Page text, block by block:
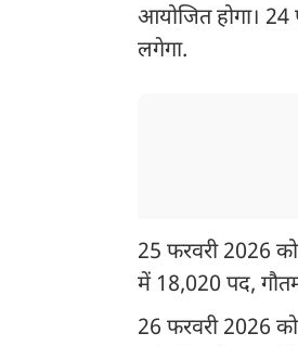
आयोजित होगा। 24
लगेगा.
25 फरवरी 2026
में 18,020 पद,
26 फरवरी 2026